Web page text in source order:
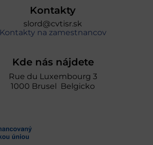
Kontakty
slord@cvtisr.sk
Kontakty na zamestnancov
Kde nás nájdete
Rue du Luxembourg 3
1000 Brusel Belgicko